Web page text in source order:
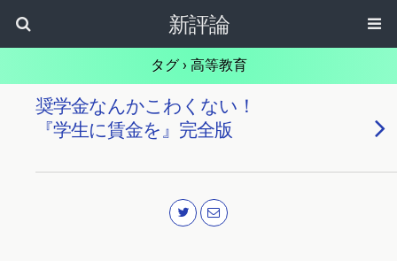
新評論
タグ › 高等教育
奨学金なんかこわくない！
『学生に賃金を』完全版